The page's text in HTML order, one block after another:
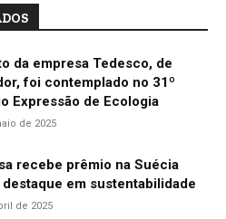
da empresa Tedesco, de
foi contemplado no 31º
Expressão de Ecologia
de 2025
recebe prêmio na Suécia
em sustentabilidade
de 2025